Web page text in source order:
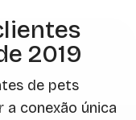
2019
de pets
a conexão única